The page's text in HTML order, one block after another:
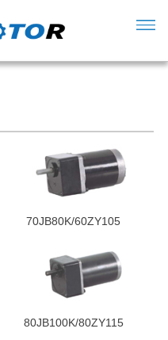
70JB80K/60ZY105
80JB100K/80ZY115